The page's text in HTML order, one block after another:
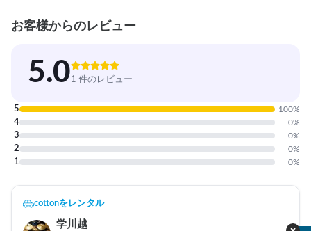
お客様からのレビュー
5.01 件のレビュー
5 100%
4 0%
3 0%
2 0%
1 0%
cottonをレンタル
学川越